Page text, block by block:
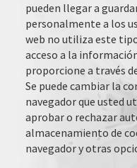
pueden llegar a
personalmente a los
web no utiliza este
acceso a la
proporcione a través
Se puede cambiar la
navegador que usted
aprobar o rechazar
almacenamiento de
navegador y otras